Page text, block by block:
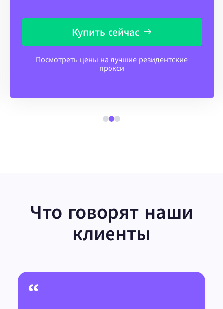
Купить сейчас
Посмотреть цены на лучшие резидентские
прокси
Что говорят наши
клиенты
“